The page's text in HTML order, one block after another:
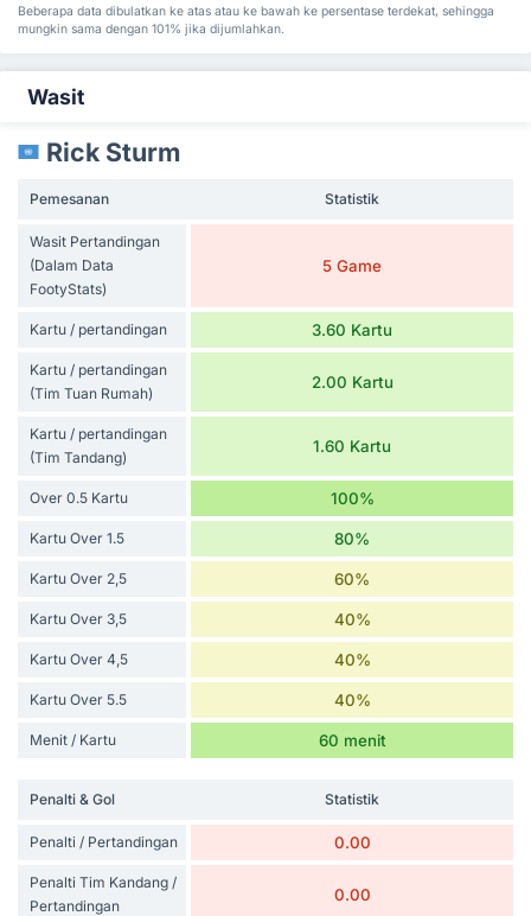
Beberapa data dibulatkan ke atas atau ke bawah ke persentase terdekat, sehingga
mungkin sama dengan 101% jika dijumlahkan.
Wasit
Rick Sturm
Pemesanan Statistik
Wasit Pertandingan
(Dalam Data
FootyStats)
5 Game
Kartu / pertandingan 3.60 Kartu
Kartu / pertandingan
(Tim Tuan Rumah)
2.00 Kartu
Kartu / pertandingan
(Tim Tandang)
1.60 Kartu
Over 0.5 Kartu 100%
Kartu Over 1.5 80%
Kartu Over 2,5 60%
Kartu Over 3,5 40%
Kartu Over 4,5 40%
Kartu Over 5.5 40%
Menit / Kartu 60 menit
Penalti & Gol Statistik
Penalti / Pertandingan 0.00
Penalti Tim Kandang /
Pertandingan
0.00